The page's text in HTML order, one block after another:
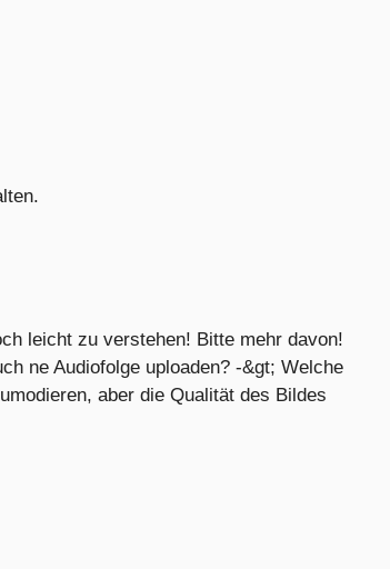
leicht zu verstehen! Bitte mehr davon!
ne Audiofolge uploaden? -&gt; Welche
aber die Qualität des Bildes